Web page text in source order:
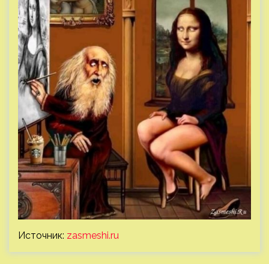
Источник: zasmeshi.ru